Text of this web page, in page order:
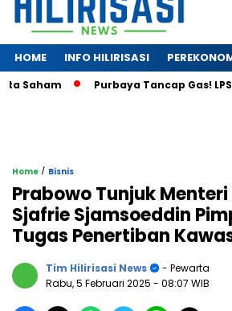
HOME INFO HILIRISASI
Purbaya Tancap Gas! LPS
Home / Bisnis
Prabowo Tunjuk
Sjafrie Sjamsoeddin
Tugas Penertiban
Tim Hilirisasi News
- Pewarta
Rabu, 5 Februari 2025 - 08:07 WIB